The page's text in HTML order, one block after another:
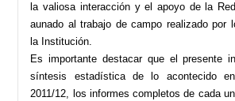
la valiosa interacción y el apoyo de la
aunado al trabajo de campo realizado por
la Institución.
Es importante destacar que el presente
síntesis estadística de lo acontecido
2011/12, los informes completos de cada